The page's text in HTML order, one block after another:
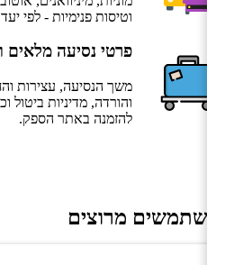
וטיסות פנימיות - לפי
פרטי נסיעה מלאים
משך הנסיעה, עצירות
והורדה, מדיניות ביטול
להזמנה באתר הספק.
משתמשים מרוצים